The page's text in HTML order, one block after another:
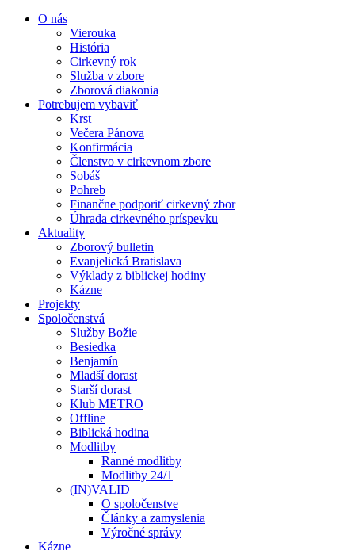
O nás
Vierouka
História
Cirkevný rok
Služba v zbore
Zborová diakonia
Potrebujem vybaviť
Krst
Večera Pánova
Konfirmácia
Členstvo v cirkevnom zbore
Sobáš
Pohreb
Finančne podporiť cirkevný zbor
Úhrada cirkevného príspevku
Aktuality
Zborový bulletin
Evanjelická Bratislava
Výklady z biblickej hodiny
Kázne
Projekty
Spoločenstvá
Služby Božie
Besiedka
Benjamín
Mladší dorast
Starší dorast
Klub METRO
Offline
Biblická hodina
Modlitby
Ranné modlitby
Modlitby 24/1
(IN)VALID
O spoločenstve
Články a zamyslenia
Výročné správy
Kázne